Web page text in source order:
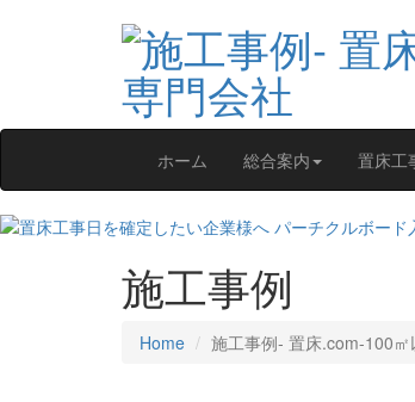
ホーム 総合案内 置床工
施工事例
Home 施工事例‐ 置床.com-100